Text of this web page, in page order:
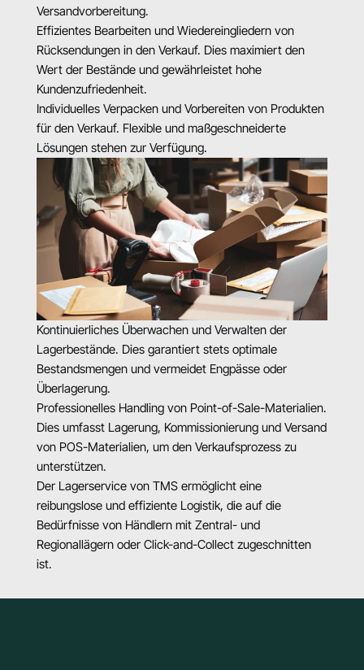
Versandvorbereitung.
Effizientes Bearbeiten und Wiedereingliedern von
Rücksendungen in den Verkauf. Dies maximiert den
Wert der Bestände und gewährleistet hohe
Kundenzufriedenheit.
Individuelles Verpacken und Vorbereiten von Produkten
für den Verkauf. Flexible und maßgeschneiderte
Lösungen stehen zur Verfügung.
Kontinuierliches Überwachen und Verwalten der
Lagerbestände. Dies garantiert stets optimale
Bestandsmengen und vermeidet Engpässe oder
Überlagerung.
Professionelles Handling von Point-of-Sale-Materialien.
Dies umfasst Lagerung, Kommissionierung und Versand
von POS-Materialien, um den Verkaufsprozess zu
unterstützen.
Der Lagerservice von TMS ermöglicht eine
reibungslose und effiziente Logistik, die auf die
Bedürfnisse von Händlern mit Zentral- und
Regionallägern oder Click-and-Collect zugeschnitten
ist.